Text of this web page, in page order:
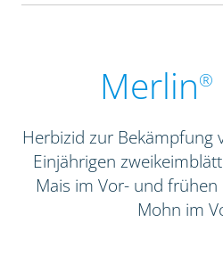
Merlin®
Herbizid zur Bekämpfung
Einjährigen
Mais im Vor- und
Mohn im